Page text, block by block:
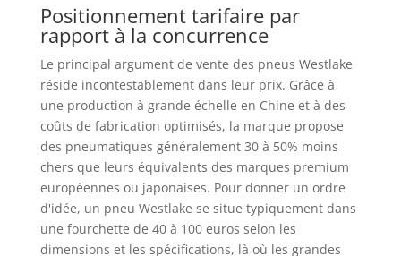
Positionnement tarifaire par
rapport à la concurrence
Le principal argument de vente des pneus Westlake
réside incontestablement dans leur prix. Grâce à
une production à grande échelle en Chine et à des
coûts de fabrication optimisés, la marque propose
des pneumatiques généralement 30 à 50% moins
chers que leurs équivalents des marques premium
européennes ou japonaises. Pour donner un ordre
d'idée, un pneu Westlake se situe typiquement dans
une fourchette de 40 à 100 euros selon les
dimensions et les spécifications, là où les grandes